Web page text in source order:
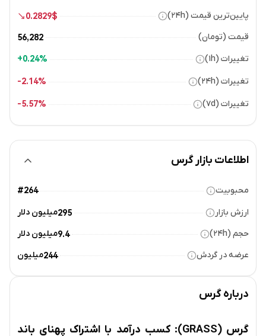
پایین‌ترین قیمت (۲۴h) $
0.2829
قیمت (تومان) 56,282
تغییرات (۱h) 0.24%+
تغییرات (۲۴h) 2.14%-
تغییرات (۷d) 5.57%-
اطلاعات بازار گرس
محبوبیت #264
ارزش بازار 295میلیون دلار
حجم (۲۴h)
9.4میلیون دلار
عرضه در گردش
244میلیون
دربارهگرس
گرس (GRASS): کسب درآمد با اشتراک پهنای باند